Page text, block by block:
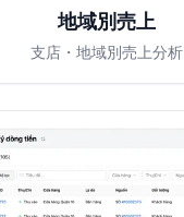
地域別売上
支店・地域別売上分析